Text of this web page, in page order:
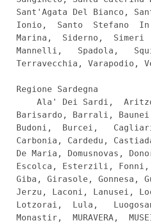
Sant'Agata Del Bianco,
Ionio,  Santo  Stefano
Marina,  Siderno,
Mannelli,   Spadola,
Terravecchia, Varapodio,
Regione Sardegna
Ala' Dei Sardi,
Barisardo, Barrali,
Budoni,  Burcei,
Carbonia, Cardedu,
De Maria, Domusnovas,
Escolca, Esterzili,
Giba, Girasole,
Jerzu, Laconi, Lanusei,
Lotzorai,  Lula,
Monastir,  MURAVERA,